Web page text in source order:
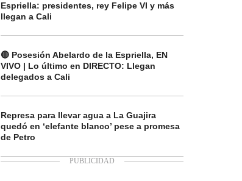
Espriella: presidentes, rey Felipe VI y más
llegan a Cali
🔴 Posesión Abelardo de la Espriella, EN
VIVO | Lo último en DIRECTO: Llegan
delegados a Cali
Represa para llevar agua a La Guajira
quedó en ‘elefante blanco’ pese a promesa
de Petro